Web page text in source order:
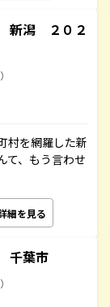
新潟 ２０２
村を網羅した新
て、もう言わせ
細を見る
千葉市